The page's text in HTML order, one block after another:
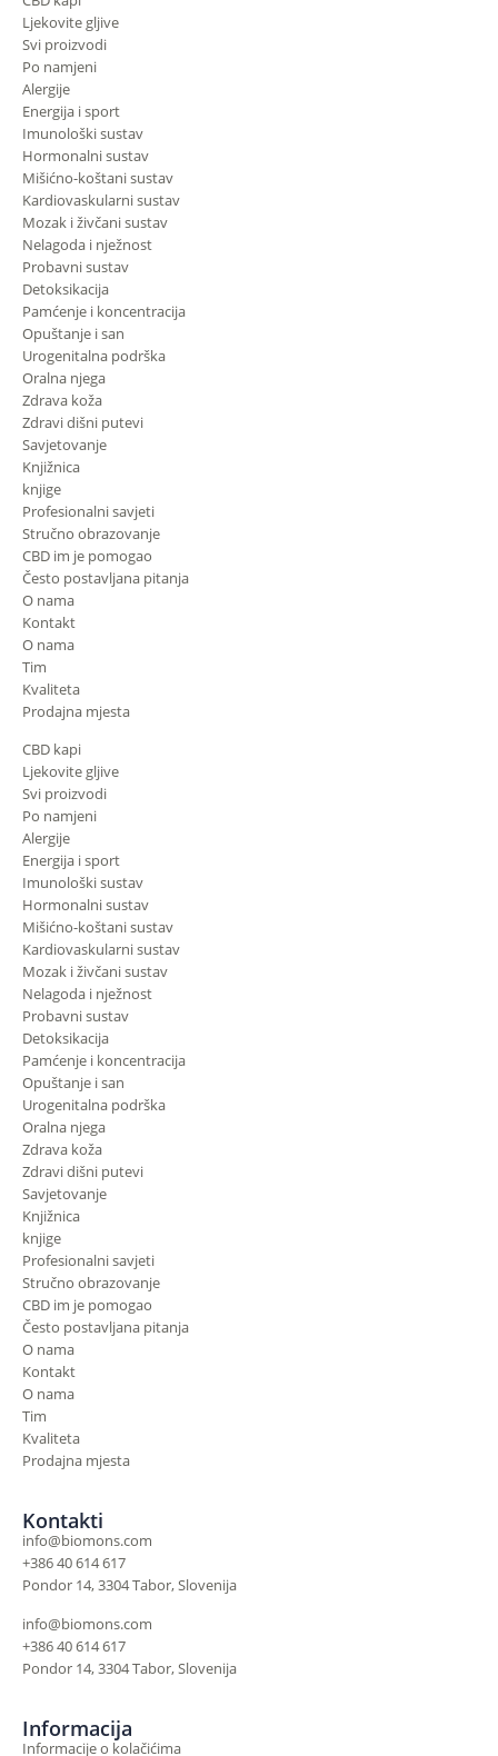
Ljekovite gljive
Svi proizvodi
Po namjeni
Alergije
Energija i sport
Imunološki sustav
Hormonalni sustav
Mišićno-koštani sustav
Kardiovaskularni sustav
Mozak i živčani sustav
Nelagoda i nježnost
Probavni sustav
Detoksikacija
Pamćenje i koncentracija
Opuštanje i san
Urogenitalna podrška
Oralna njega
Zdrava koža
Zdravi dišni putevi
Savjetovanje
Knjižnica
knjige
Profesionalni savjeti
Stručno obrazovanje
CBD im je pomogao
Često postavljana pitanja
O nama
Kontakt
O nama
Tim
Kvaliteta
Prodajna mjesta
CBD kapi
Ljekovite gljive
Svi proizvodi
Po namjeni
Alergije
Energija i sport
Imunološki sustav
Hormonalni sustav
Mišićno-koštani sustav
Kardiovaskularni sustav
Mozak i živčani sustav
Nelagoda i nježnost
Probavni sustav
Detoksikacija
Pamćenje i koncentracija
Opuštanje i san
Urogenitalna podrška
Oralna njega
Zdrava koža
Zdravi dišni putevi
Savjetovanje
Knjižnica
knjige
Profesionalni savjeti
Stručno obrazovanje
CBD im je pomogao
Često postavljana pitanja
O nama
Kontakt
O nama
Tim
Kvaliteta
Prodajna mjesta
Kontakti
info@biomons.com
+386 40 614 617
Pondor 14, 3304 Tabor, Slovenija
info@biomons.com
+386 40 614 617
Pondor 14, 3304 Tabor, Slovenija
Informacija
Informacije o kolačićima